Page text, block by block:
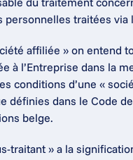
personnelles traitées via
affiliée » on entend
à l’Entreprise dans la
conditions d’une «
définies dans le Code
belge.
traitant » a la